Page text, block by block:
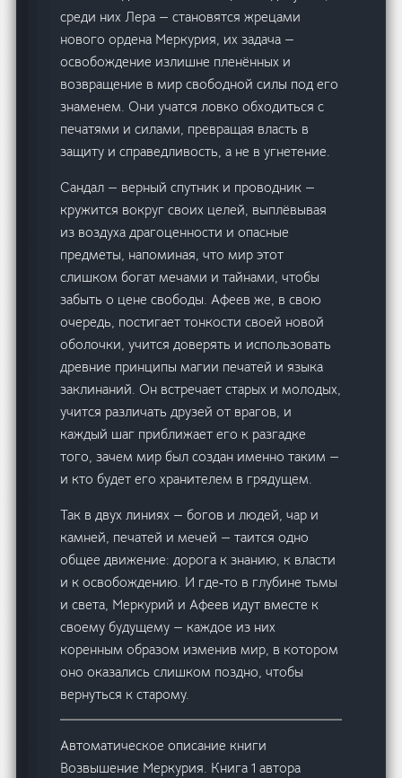
среди них Лера — становятся жрецами
нового ордена Меркурия, их задача —
освобождение излишне пленённых и
возвращение в мир свободной силы под его
знаменем. Они учатся ловко обходиться с
печатями и силами, превращая власть в
защиту и справедливость, а не в угнетение.
Сандал — верный спутник и проводник —
кружится вокруг своих целей, выплёвывая
из воздуха драгоценности и опасные
предметы, напоминая, что мир этот
слишком богат мечами и тайнами, чтобы
забыть о цене свободы. Афеев же, в свою
очередь, постигает тонкости своей новой
оболочки, учится доверять и использовать
древние принципы магии печатей и языка
заклинаний. Он встречает старых и молодых,
учится различать друзей от врагов, и
каждый шаг приближает его к разгадке
того, зачем мир был создан именно таким —
и кто будет его хранителем в грядущем.
Так в двух линиях — богов и людей, чар и
камней, печатей и мечей — таится одно
общее движение: дорога к знанию, к власти
и к освобождению. И где‑то в глубине тьмы
и света, Меркурий и Афеев идут вместе к
своему будущему — каждое из них
коренным образом изменив мир, в котором
оно оказались слишком поздно, чтобы
вернуться к старому.
Автоматическое описание книги
Возвышение Меркурия. Книга 1 автора